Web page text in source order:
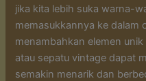
jika kita lebih suka warna-
memasukkannya ke dalam
menambahkan elemen
atau sepatu vintage dapat
semakin menarik dan